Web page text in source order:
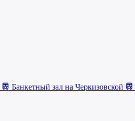
Банкетный зал на Черкизовской